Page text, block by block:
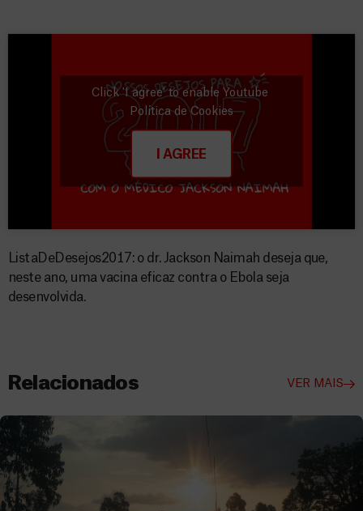
Click 'I agree' to enable Youtube
Política de Cookies
I AGREE
ListaDeDesejos2017: o dr. Jackson Naimah deseja que,
neste ano, uma vacina eficaz contra o Ebola seja
desenvolvida.
Relacionados VER MAIS